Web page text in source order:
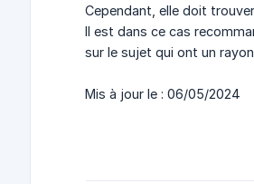
Cependant, elle doit
Il est dans ce cas
sur le sujet qui ont un
Mis à jour le : 06/05/2024